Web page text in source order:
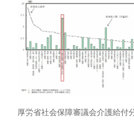
厚労省社会保障審議会介護給付